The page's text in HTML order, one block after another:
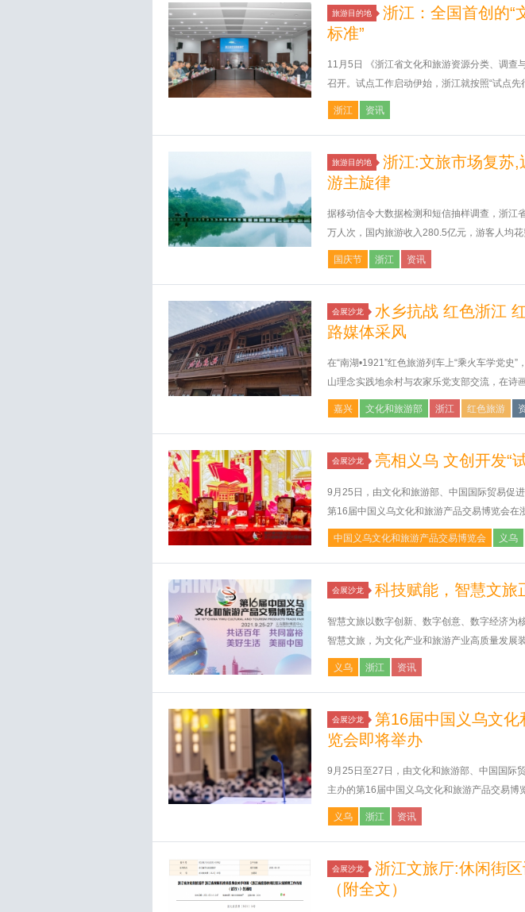
旅游目的地
浙江：全国首创的“
标准”
11月5日 《浙江省文化和旅游资源分类、调查
召开。试点工作启动伊始，浙江就按照“试点先
浙江 资讯
旅游目的地
浙江:文旅市场复苏,
游主旋律
据移动信令大数据检测和短信抽样调查，浙江
万人次，国内旅游收入280.5亿元，游客人均
国庆节 浙江 资讯
会展沙龙
水乡抗战 红色浙江
路媒体采风
在“南湖•1921”红色旅游列车上“乘火车学党史”
山理念实践地余村与农家乐党支部交流，在诗
嘉兴 文化和旅游部 浙江 红色旅游
会展沙龙 亮相义乌 文创开发“
9月25日，由文化和旅游部、中国国际贸易促
第16届中国义乌文化和旅游产品交易博览会在
中国义乌文化和旅游产品交易博览会 义乌
会展沙龙 科技赋能，智慧文旅
智慧文旅以数字创新、数字创意、数字经济为
智慧文旅，为文化产业和旅游产业高质量发展
义乌 浙江 资讯
会展沙龙
第16届中国义乌文
览会即将举办
9月25日至27日，由文化和旅游部、中国国际
主办的第16届中国义乌文化和旅游产品交易博
义乌 浙江 资讯
会展沙龙
浙江文旅厅:休闲街
（附全文）